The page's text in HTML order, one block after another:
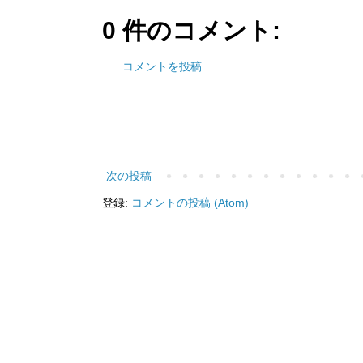
0 件のコメント:
コメントを投稿
次の投稿
登録: コメントの投稿 (Atom)